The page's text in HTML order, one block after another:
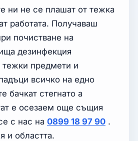
ни не се плашат от тежка
работата. Получаваш
почистване на
дезинфекция
тежки предмети и
всичко на едно
бачкат стегнато а
е осезаем още същия
с нас на 0899 18 97 90 .
и областта.